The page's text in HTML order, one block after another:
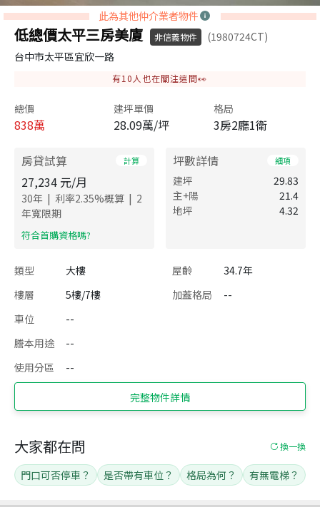
此為其他仲介業者物件
低總價太平三房美廈 非信義物件
(1980724CT)
台中市太平區宜欣一路
有10 人也在關注這間👀
總價
838萬
建坪單價
28.09萬/坪
格局
3房2廳1衛
房貸試算 計算
27,234 元/月
30年 | 利率2.35%概算 | 2
年寬限期
​符合首購資格嗎?
坪數詳情 細項
建坪
29.83
主+陽
21.4
地坪
4.32
類型 大樓 屋齡
34.7年
樓層
5樓/7樓 加蓋格局
--
車位
--
謄本用途
--
使用分區
--
完整物件詳情
大家都在問 換一換
門口可否停車？ 是否帶有車位？ 格局為何？ 有無電梯？